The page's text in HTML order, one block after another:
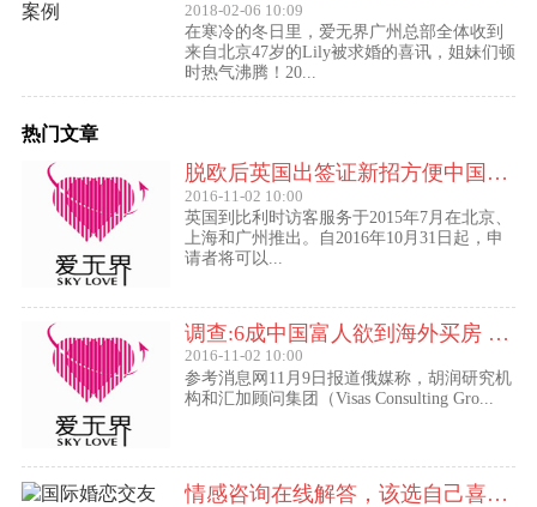
2018-02-06 10:09
在寒冷的冬日里，爱无界广州总部全体收到
来自北京47岁的Lily被求婚的喜讯，姐妹们顿
时热气沸腾！20...
热门文章
脱欧后英国出签证新招方便中国访客进入欧盟
2016-11-02 10:00
英国到比利时访客服务于2015年7月在北京、
上海和广州推出。自2016年10月31日起，申
请者将可以...
调查:6成中国富人欲到海外买房 最想移民去美国
2016-11-02 10:00
参考消息网11月9日报道俄媒称，胡润研究机
构和汇加顾问集团（Visas Consulting Gro...
情感咨询在线解答，该选自己喜欢的,还是喜欢自己的？